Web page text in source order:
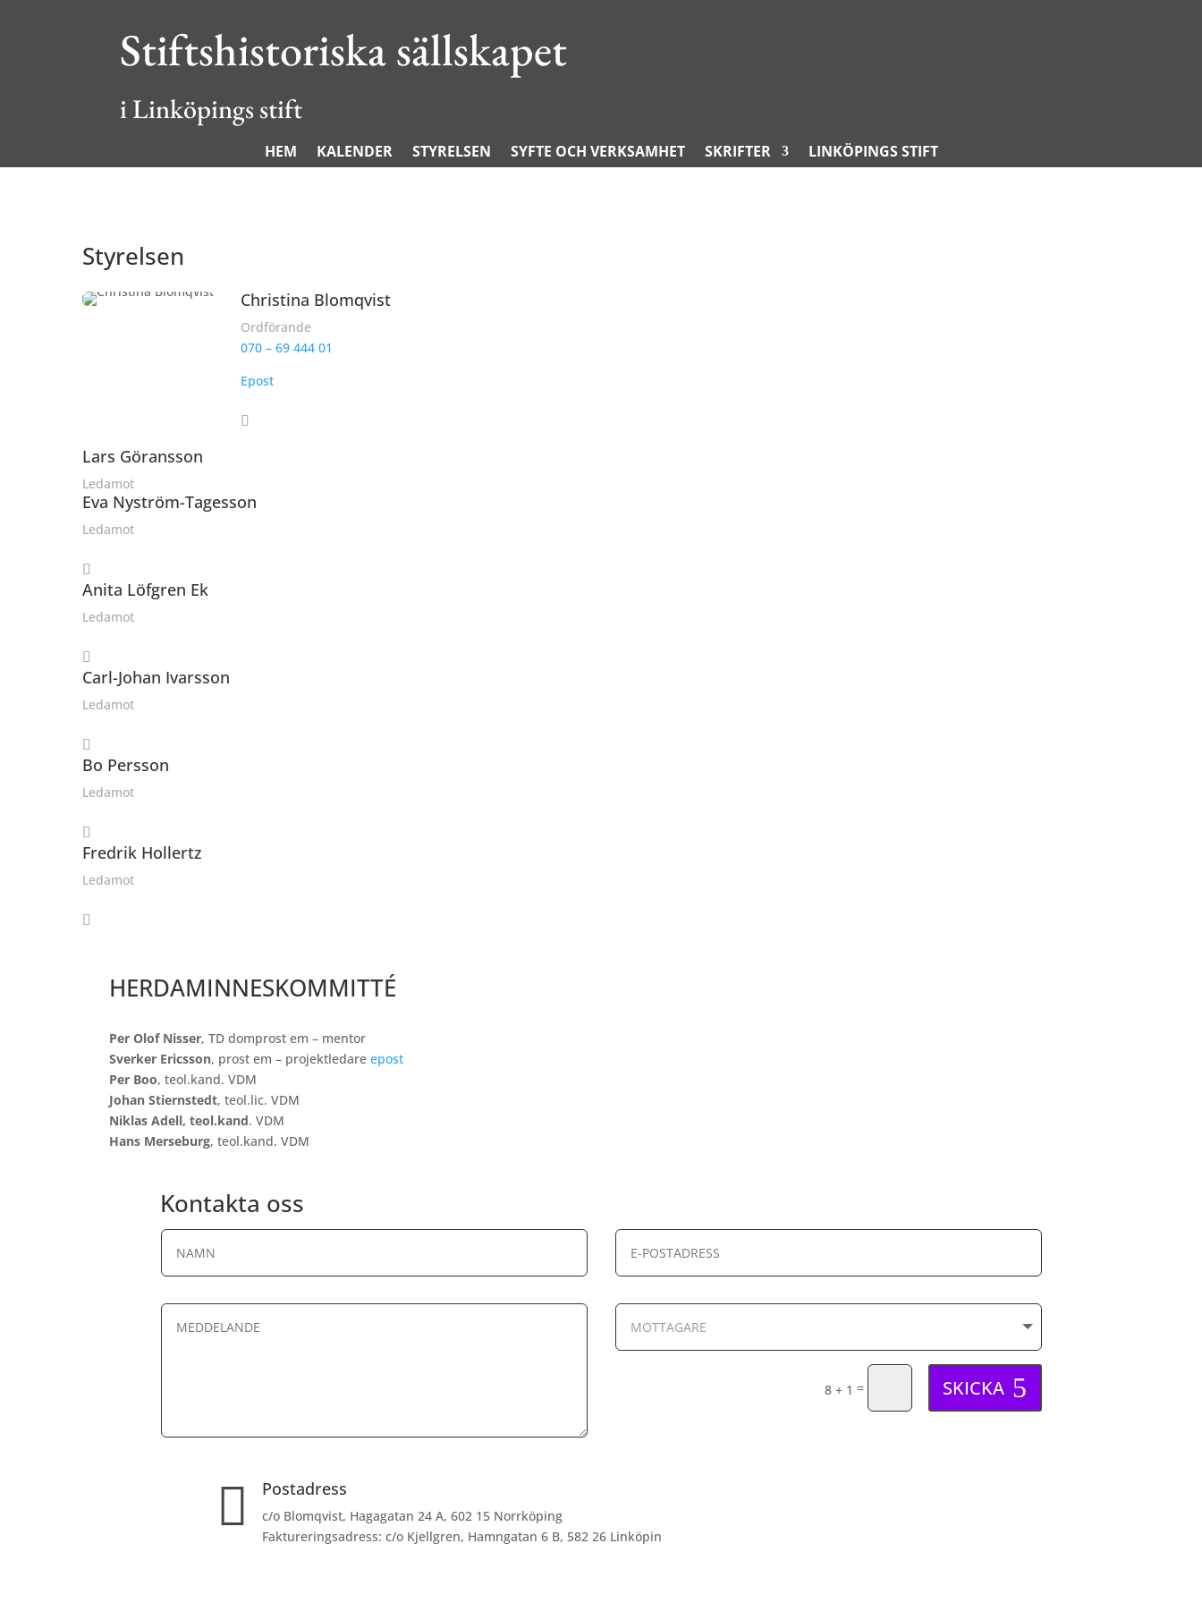
Stiftshistoriska sällskapet
i Linköpings stift
HEM KALENDER STYRELSEN SYFTE OCH VERKSAMHET SKRIFTER LINKÖPINGS STIFT
Styrelsen
Christina Blomqvist
Ordförande
070 – 69 444 01
Epost
Lars Göransson
Ledamot
Eva Nyström-Tagesson
Ledamot
Anita Löfgren Ek
Ledamot
Carl-Johan Ivarsson
Ledamot
Bo Persson
Ledamot
Fredrik Hollertz
Ledamot
HERDAMINNESKOMMITTÉ
Per Olof Nisser, TD domprost em – mentor
Sverker Ericsson, prost em – projektledare epost
Per Boo, teol.kand. VDM
Johan Stiernstedt, teol.lic. VDM
Niklas Adell, teol.kand. VDM
Hans Merseburg, teol.kand. VDM
Kontakta oss
8 + 1 = SKICKA
 Postadress
c/o Blomqvist, Hagagatan 24 A, 602 15 Norrköping
Faktureringsadress: c/o Kjellgren, Hamngatan 6 B, 582 26 Linköpin